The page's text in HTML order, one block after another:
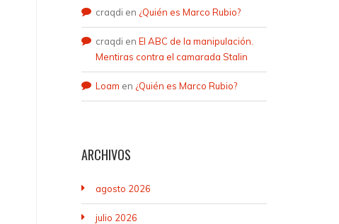
craqdi en ¿Quién es Marco Rubio?
craqdi en El ABC de la manipulación.
Mentiras contra el camarada Stalin
Loam en ¿Quién es Marco Rubio?
ARCHIVOS
agosto 2026
julio 2026